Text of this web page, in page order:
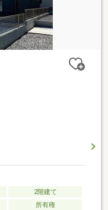
2階建て
所有権